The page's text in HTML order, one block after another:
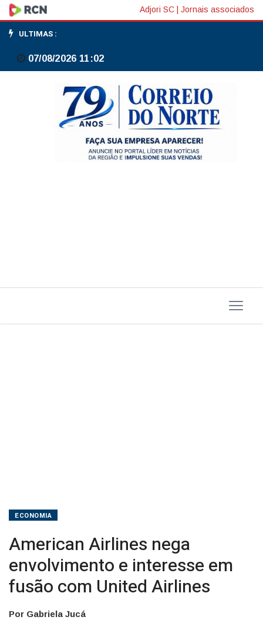
American
Airlines
nega
envolvimento
interesse
Adjori SC Jornais associados
ULTIMAS :
07/08/2026 11:02
ECONOMIA
American Airlines nega
envolvimento e interesse em
fusão com United Airlines
Por Gabriela Jucá